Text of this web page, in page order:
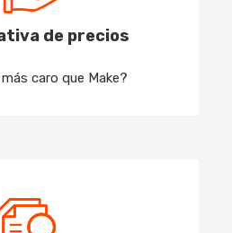
de precios
caro que Make?